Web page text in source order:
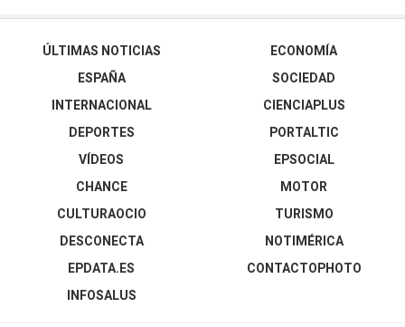
ÚLTIMAS NOTICIAS
ESPAÑA
INTERNACIONAL
DEPORTES
VÍDEOS
ECONOMÍA
SOCIEDAD
CIENCIAPLUS
PORTALTIC
EPSOCIAL
CHANCE
CULTURAOCIO
DESCONECTA
EPDATA.ES
INFOSALUS
MOTOR
TURISMO
NOTIMÉRICA
CONTACTOPHOTO